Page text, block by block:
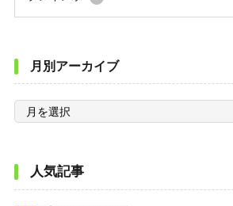
月別アーカイブ
月
ア
ブ
人気記事